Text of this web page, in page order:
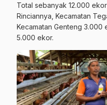
Total sebanyak 12.000
Rinciannya, Kecamatan
Kecamatan Genteng 3.000
5.000 ekor.